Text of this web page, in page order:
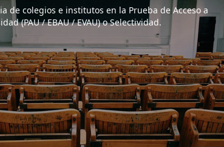
de colegios e institutos en la Prueba de Acceso a
(PAU / EBAU / EVAU) o Selectividad.